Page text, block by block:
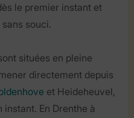
le premier instant et
souci.
situées en pleine
directement depuis
et Heideheuvel,
En Drenthe à